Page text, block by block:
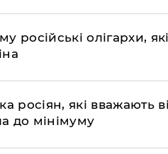
російські олігархи,
росіян, які вважають
до мінімуму